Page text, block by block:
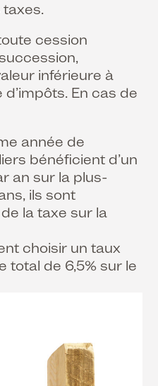
taxes.
cession
inférieure à
En cas de
année de
bénéficient d’un
an sur la plus-
ils sont
la taxe sur la
choisir un taux
total de 6,5% sur le